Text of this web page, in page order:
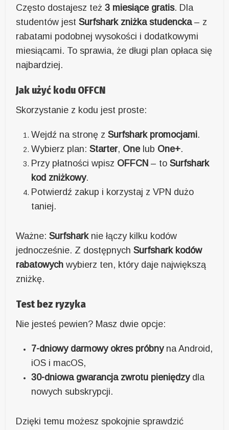
Często dostajesz też3 miesiące gratis. Dla
studentów jestSurfshark zniżka studencka– z
rabatami podobnej wysokości i dodatkowymi
miesiącami. To sprawia, że długi plan opłaca się
najbardziej.
Jak użyć kodu OFFCN
Skorzystanie z kodu jest proste:
Wejdź na stronę zSurfshark promocjami.
Wybierz plan:Starter, Onelub One+.
Przy płatności wpisz OFFCN – toSurfshark
kod zniżkowy.
Potwierdź zakup i korzystaj z VPN dużo
taniej.
Ważne:Surfsharknie łączy kilku kodów
jednocześnie. Z dostępnychSurfshark kodów
rabatowych wybierz ten, który daje największą
zniżkę.
Test bez ryzyka
Nie jesteś pewien? Masz dwie opcje:
7-dniowy darmowy okres próbnyna Android,
iOS i macOS,
30-dniowa gwarancja zwrotu pieniędzydla
nowych subskrypcji.
Dzięki temu możesz spokojnie sprawdzić